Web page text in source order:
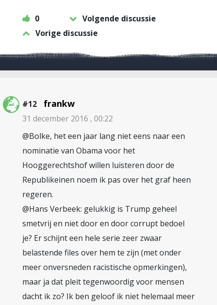
0
Volgende discussie
Vorige discussie
#12 frankw
31 december 2016 , 00:22
@Bolke, het een jaar lang niet eens naar een
nominatie van Obama voor het
Hooggerechtshof willen luisteren door de
Republikeinen noem ik pas over het graf heen
regeren.
@Hans Verbeek: gelukkig is Trump geheel
smetvrij en niet door en door corrupt bedoel
je? Er schijnt een hele serie zeer zwaar
belastende files over hem te zijn (met onder
meer onversneden racistische opmerkingen),
maar ja dat pleit tegenwoordig voor mensen
dacht ik zo? Ik ben geloof ik niet helemaal meer